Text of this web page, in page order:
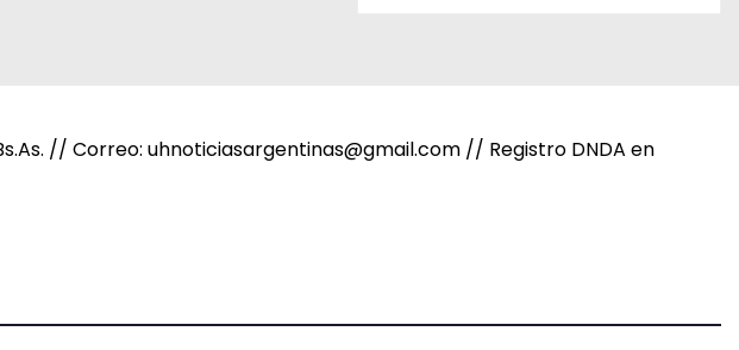
// Correo: uhnoticiasargentinas@gmail.com // Registro DNDA en